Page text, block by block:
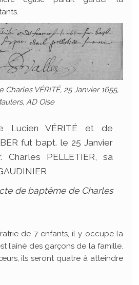
VÉRITÉ, 25 Janvier 1655,
AD Oise
Lucien VÉRITÉ et de
fut bapt. le 25 Janvier
Charles PELLETIER, sa
de baptême de Charles
de 7 enfants, il y occupe la
l’aîné des garçons de la famille.
ils seront quatre à atteindre